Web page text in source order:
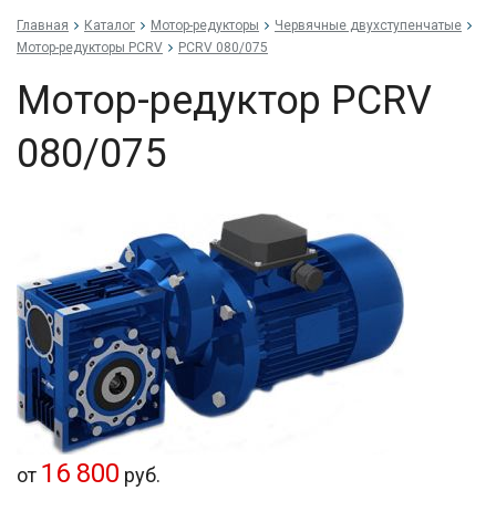
Главная Каталог Мотор-редукторы
Червячные двухступенчатые
Мотор-редукторы PCRV
PCRV 080/075
Мотор-редуктор PCRV
080/075
от 16 800 руб.